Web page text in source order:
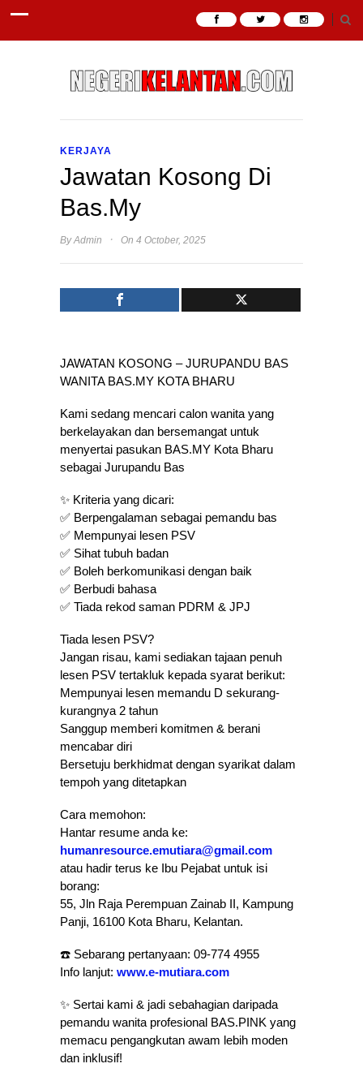
KERJAYA
Jawatan Kosong Di
Bas.My
ByAdmin · On 4 October, 2025
JAWATAN KOSONG – JURUPANDU BAS
WANITA BAS.MY KOTA BHARU
Kami sedang mencari calon wanita yang
berkelayakan dan bersemangat untuk
menyertai pasukan BAS.MY Kota Bharu
sebagai Jurupandu Bas
✨ Kriteria yang dicari:
✅ Berpengalaman sebagai pemandu bas
✅ Mempunyai lesen PSV
✅ Sihat tubuh badan
✅ Boleh berkomunikasi dengan baik
✅ Berbudi bahasa
✅ Tiada rekod saman PDRM & JPJ
Tiada lesen PSV?
Jangan risau, kami sediakan tajaan penuh
lesen PSV tertakluk kepada syarat berikut:
Mempunyai lesen memandu D sekurang-
kurangnya 2 tahun
Sanggup memberi komitmen & berani
mencabar diri
Bersetuju berkhidmat dengan syarikat dalam
tempoh yang ditetapkan
Cara memohon:
Hantar resume anda ke:
humanresource.emutiara@gmail.com
atau hadir terus ke Ibu Pejabat untuk isi
borang:
55, Jln Raja Perempuan Zainab II, Kampung
Panji, 16100 Kota Bharu, Kelantan.
☎️ Sebarang pertanyaan: 09-774 4955
Info lanjut: www.e-mutiara.com
✨ Sertai kami & jadi sebahagian daripada
pemandu wanita profesional BAS.PINK yang
memacu pengangkutan awam lebih moden
dan inklusif!